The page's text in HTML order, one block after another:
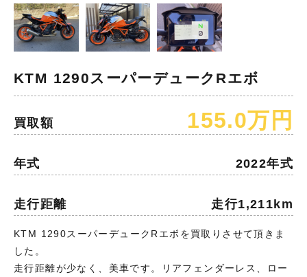
KTM 1290スーパーデュークRエボ
買取額 155.0万円
年式 2022年式
走行距離 走行1,211km
KTM 1290スーパーデュークRエボを買取りさせて頂きま
した。
走行距離が少なく、美車です。リアフェンダーレス、ロー